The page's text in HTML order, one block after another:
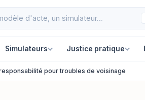
Simulateurs Justice pratique
pour troubles de voisinage